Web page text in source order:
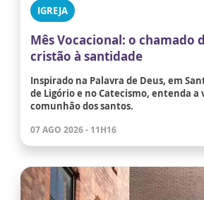
IGREJA
Mês Vocacional: o chamado
cristão à santidade
Inspirado na Palavra de Deus, em
de Ligório e no Catecismo, entenda a
comunhão dos santos.
07 AGO 2026 - 11H16